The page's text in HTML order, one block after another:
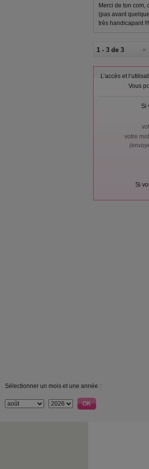
Merci de ton com,
(pas avant
très handicapant
1 - 3 de 3 «
L’accès et
Vous
Si
votre
Si
Sélectionner un mois et une année :